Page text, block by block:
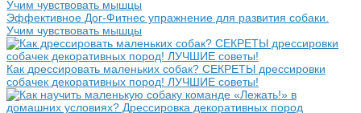
Эффективное Дог-Фитнес упражнение для развития собаки.
Учим чувствовать мышцы
Как дрессировать маленьких собак? СЕКРЕТЫ дрессировки
собачек декоративных пород! ЛУЧШИЕ советы!